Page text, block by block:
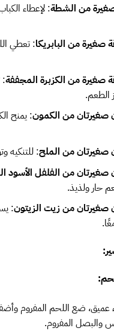
من الشطة: لإعطاء
صغيرة من البابريكا: تعطي
صغيرة من الكزبرة المجففة:
الطعم.
صغيرتان من الكمون: يمنح
صغيرتان من الملح: للتنكيه
صغيرتان من الفلفل الأسود
حار ولذيذ.
صغيرتان من زيت الزيتون:
:
:
عميق، ضع اللحم المفروم
والبصل المفروم.